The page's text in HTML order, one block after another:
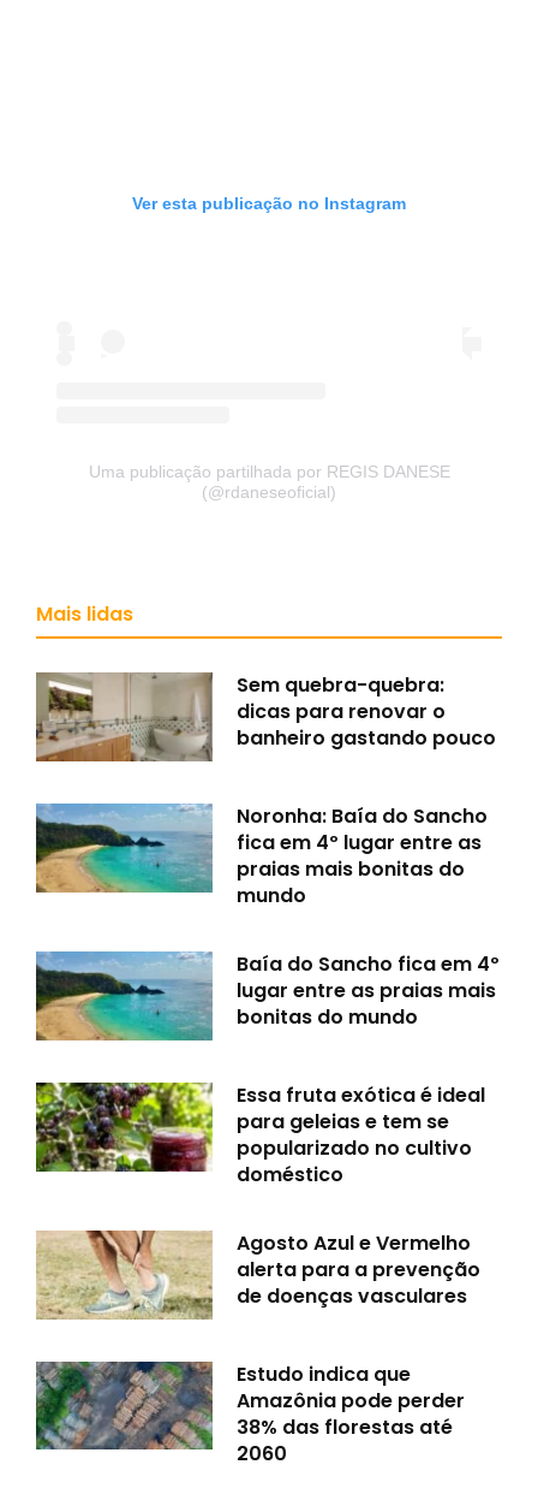
Ver esta publicação no Instagram
Uma publicação partilhada por REGIS DANESE
(@rdaneseoficial)
Mais lidas
Sem quebra-quebra:
dicas para renovar o
banheiro gastando pouco
Noronha: Baía do Sancho
fica em 4º lugar entre as
praias mais bonitas do
mundo
Baía do Sancho fica em 4º
lugar entre as praias mais
bonitas do mundo
Essa fruta exótica é ideal
para geleias e tem se
popularizado no cultivo
doméstico
Agosto Azul e Vermelho
alerta para a prevenção
de doenças vasculares
Estudo indica que
Amazônia pode perder
38% das florestas até
2060